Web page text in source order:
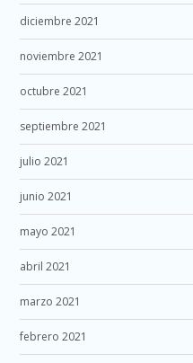
diciembre 2021
noviembre 2021
octubre 2021
septiembre 2021
julio 2021
junio 2021
mayo 2021
abril 2021
marzo 2021
febrero 2021